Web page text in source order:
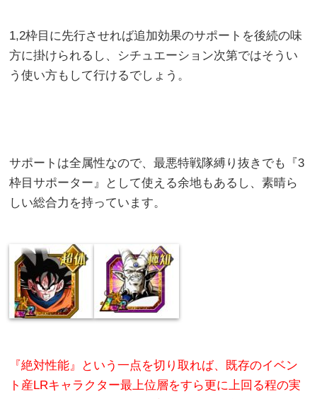
1,2枠目に先行させれば追加効果のサポートを後続の味
方に掛けられるし、シチュエーション次第ではそうい
う使い方もして行けるでしょう。
サポートは全属性なので、最悪特戦隊縛り抜きでも『3
枠目サポーター』として使える余地もあるし、素晴ら
しい総合力を持っています。
『絶対性能』という一点を切り取れば、既存のイベン
ト産LRキャラクター最上位層をすら更に上回る程の実